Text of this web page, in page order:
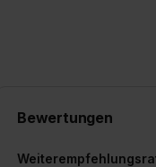
Bewertungen